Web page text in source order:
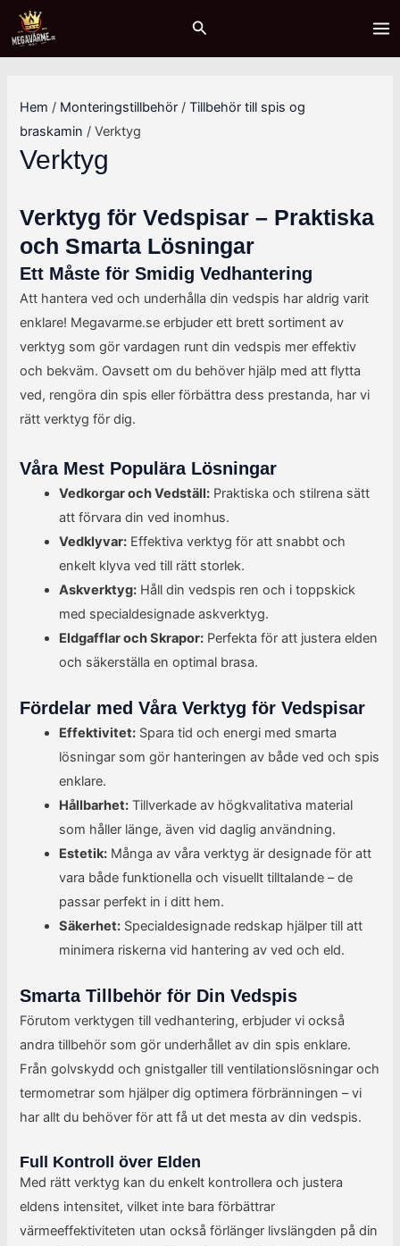
Hoppa
innehåll
Sök
Sök
M
i
r
i
s
r
Hem / Monteringstillbehör /Tillbehör till spis og
braskamin / Verktyg
Verktyg
Verktyg för Vedspisar – Praktiska
och Smarta Lösningar
Ett Måste för Smidig Vedhantering
Att hantera ved och underhålla din vedspis har aldrig varit
enklare! Megavarme.se erbjuder ett brett sortiment av
verktyg som gör vardagen runt din vedspis mer effektiv
och bekväm. Oavsett om du behöver hjälp med att flytta
ved, rengöra din spis eller förbättra dess prestanda, har vi
rätt verktyg för dig.
Våra Mest Populära Lösningar
Vedkorgar och Vedställ: Praktiska och stilrena sätt
att förvara din ved inomhus.
Vedklyvar: Effektiva verktyg för att snabbt och
enkelt klyva ved till rätt storlek.
Askverktyg: Håll din vedspis ren och i toppskick
med specialdesignade askverktyg.
Eldgafflar och Skrapor: Perfekta för att justera elden
och säkerställa en optimal brasa.
Fördelar med Våra Verktyg för Vedspisar
Effektivitet: Spara tid och energi med smarta
lösningar som gör hanteringen av både ved och spis
enklare.
Hållbarhet: Tillverkade av högkvalitativa material
som håller länge, även vid daglig användning.
Estetik: Många av våra verktyg är designade för att
vara både funktionella och visuellt tilltalande – de
passar perfekt in i ditt hem.
Säkerhet: Specialdesignade redskap hjälper till att
minimera riskerna vid hantering av ved och eld.
Smarta Tillbehör för Din Vedspis
Förutom verktygen till vedhantering, erbjuder vi också
andra tillbehör som gör underhållet av din spis enklare.
Från golvskydd och gnistgaller till ventilationslösningar och
termometrar som hjälper dig optimera förbränningen – vi
har allt du behöver för att få ut det mesta av din vedspis.
Full Kontroll över Elden
Med rätt verktyg kan du enkelt kontrollera och justera
eldens intensitet, vilket inte bara förbättrar
värmeeffektiviteten utan också förlänger livslängden på din